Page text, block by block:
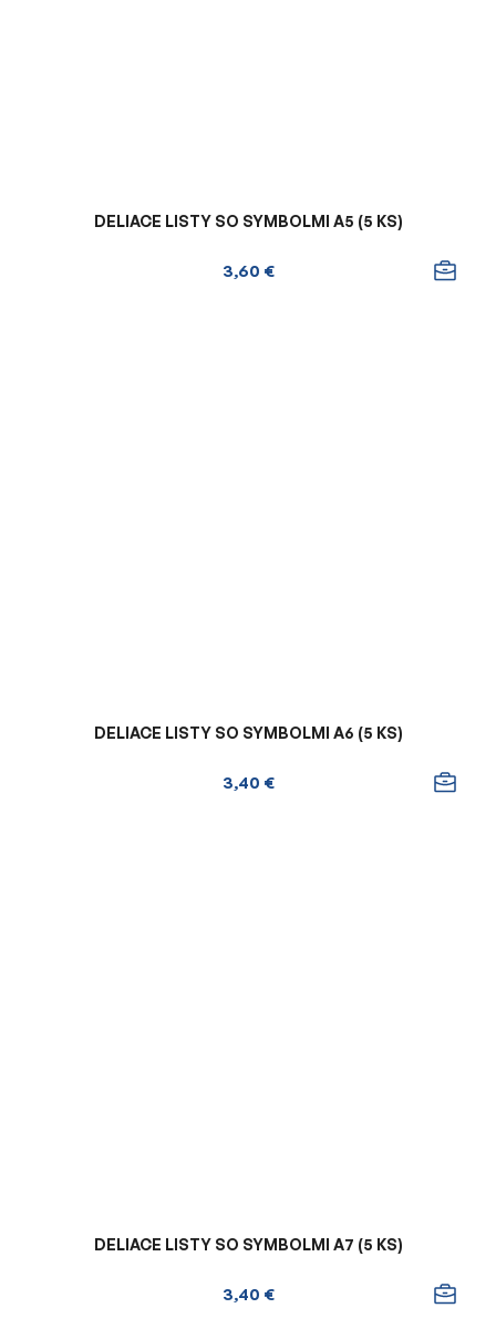
DELIACE LISTY SO SYMBOLMI A5 (5 KS)
3,60 €
DELIACE LISTY SO SYMBOLMI A6 (5 KS)
3,40 €
DELIACE LISTY SO SYMBOLMI A7 (5 KS)
3,40 €